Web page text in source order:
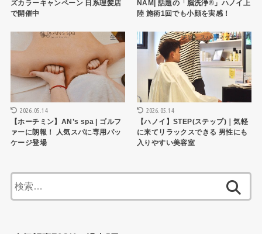
ズカラーキャンペーン 日系理髪店
で開催中
NAM| 話題の「脳洗浄®」ハノイ上
陸 施術1回でも小顔を実感！
生活
2026.05.14
【ホーチミン】AN’s spa | ゴルフ
ァーに朗報！ 人気スパに専用パッ
ケージ登場
美容・スパ・マッサージ
2026.05.14
【ハノイ】STEP(ステップ)｜気軽
に来てリラックスできる 男性にも
入りやすい美容室
索: